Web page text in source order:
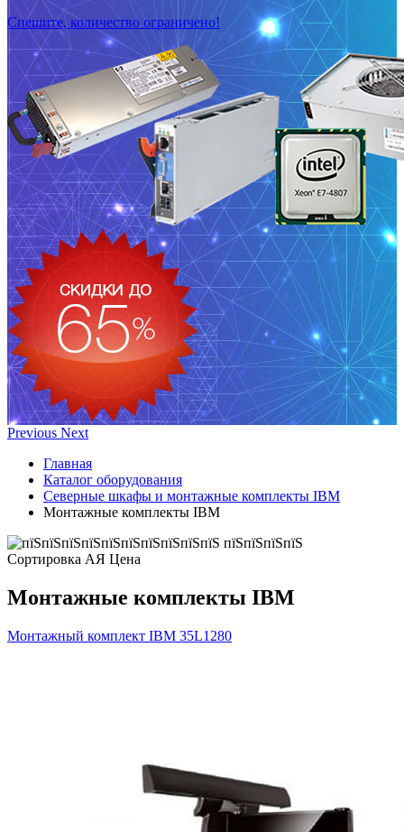
Спешите, количество ограничено!
Previous Next
Главная
Каталог оборудования
Северные шкафы и монтажные комплекты IBM
Монтажные комплекты IBM
Сортировка АЯ Ценa
Монтажные комплекты IBM
Монтажный комплект IBM 35L1280